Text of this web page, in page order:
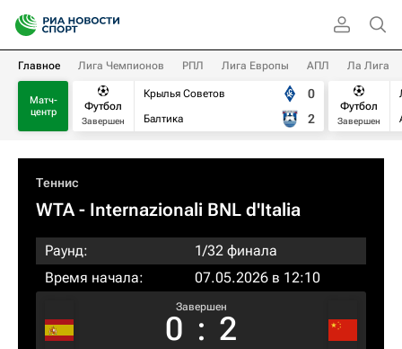
Главное Лига Чемпионов РПЛ Лига Европы АПЛ Ла Лига
Матч-
центр
Футбол
Завершен
Крылья Советов
Балтика
0
2
Футбол
Завершен
Теннис
WTA- Internazionali BNL d'Italia
Раунд:
1/32 финала
Время начала:
07.05.2026 в 12:10
Завершен
0 : 2